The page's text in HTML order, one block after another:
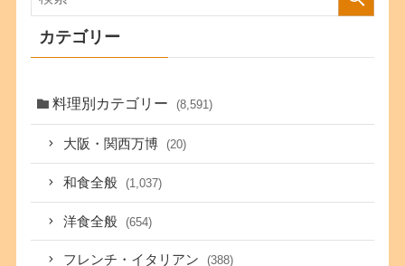
カテゴリー
料理別カテゴリー (8,591)
大阪・関西万博 (20)
和食全般 (1,037)
洋食全般 (654)
フレンチ・イタリアン (388)